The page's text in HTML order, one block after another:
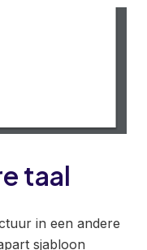
taal
in een andere
sjabloon